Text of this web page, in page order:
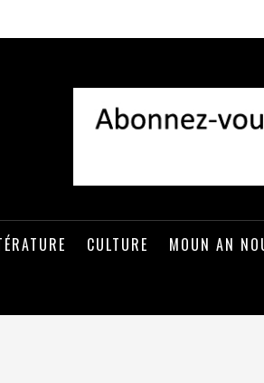
CULTURE MOUN AN